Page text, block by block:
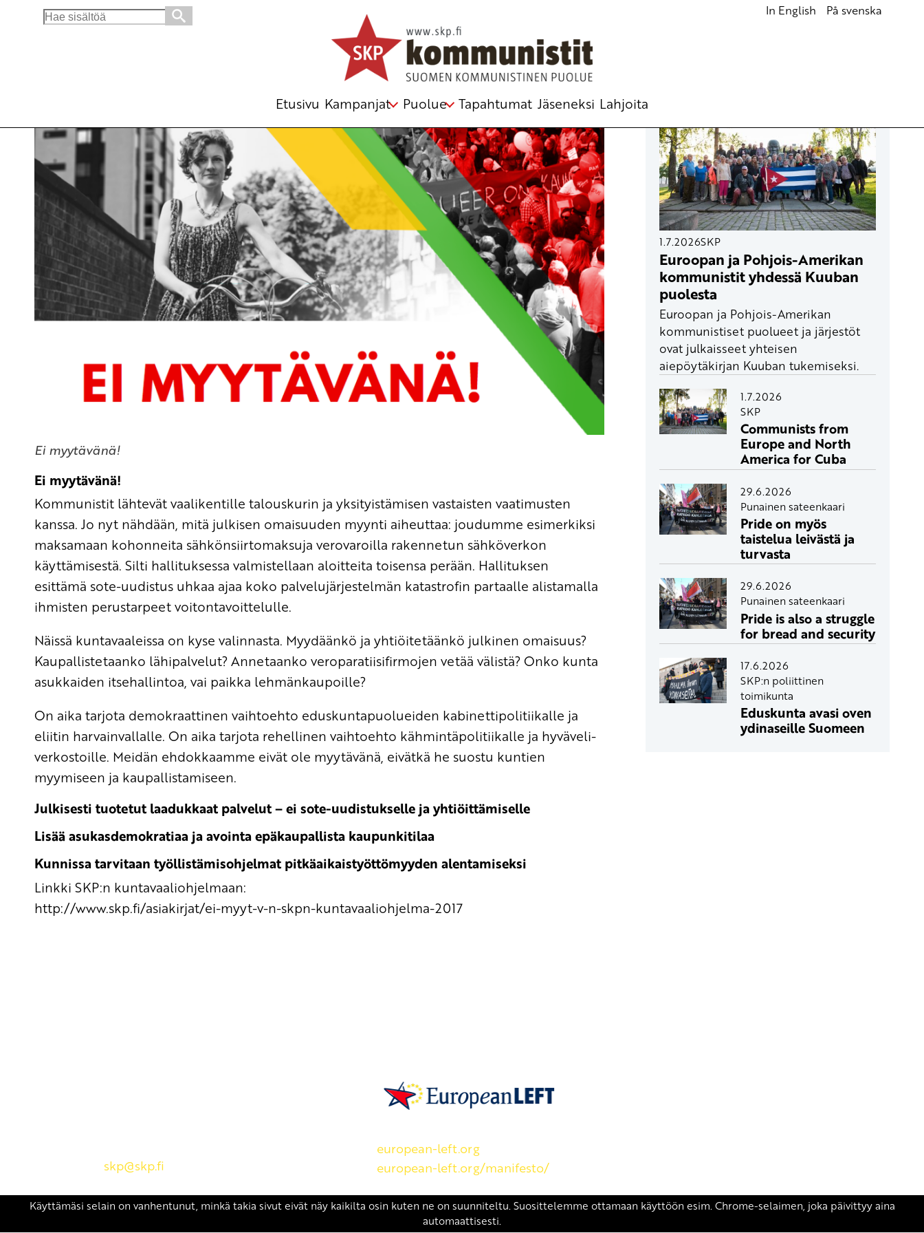
Search
In English På svenska
Etusivu Kampanjat Puolue Tapahtumat Jäseneksi Lahjoita
Ei myytävänä!
Ei myytävänä!
Kommunistit lähtevät vaalikentille talouskurin ja yksityistämisen vastaisten vaatimusten
kanssa. Jo nyt nähdään, mitä julkisen omaisuuden myynti aiheuttaa: joudumme esimerkiksi
maksamaan kohonneita sähkönsiirtomaksuja verovaroilla rakennetun sähköverkon
käyttämisestä. Silti hallituksessa valmistellaan aloitteita toisensa perään. Hallituksen
esittämä sote-uudistus uhkaa ajaa koko palvelujärjestelmän katastrofin partaalle alistamalla
ihmisten perustarpeet voitontavoittelulle.
Näissä kuntavaaleissa on kyse valinnasta. Myydäänkö ja yhtiöitetäänkö julkinen omaisuus?
Kaupallistetaanko lähipalvelut? Annetaanko veroparatiisifirmojen vetää välistä? Onko kunta
asukkaiden itsehallintoa, vai paikka lehmänkaupoille?
On aika tarjota demokraattinen vaihtoehto eduskuntapuolueiden kabinettipolitiikalle ja
eliitin harvainvallalle. On aika tarjota rehellinen vaihtoehto kähmintäpolitiikalle ja hyväveli-
verkostoille. Meidän ehdokkaamme eivät ole myytävänä, eivätkä he suostu kuntien
myymiseen ja kaupallistamiseen.
Julkisesti tuotetut laadukkaat palvelut – ei sote-uudistukselle ja yhtiöittämiselle
Lisää asukasdemokratiaa ja avointa epäkaupallista kaupunkitilaa
Kunnissa tarvitaan työllistämisohjelmat pitkäaikaistyöttömyyden alentamiseksi
Linkki SKP:n kuntavaaliohjelmaan:
http://www.skp.fi/asiakirjat/ei-myyt-v-n-skpn-kuntavaaliohjelma-2017
1.7.2026SKP
Euroopan ja Pohjois-Amerikan
kommunistit yhdessä Kuuban
puolesta
Euroopan ja Pohjois-Amerikan
kommunistiset puolueet ja järjestöt
ovat julkaisseet yhteisen
aiepöytäkirjan Kuuban tukemiseksi.
1.7.2026
SKP
Communists from
Europe and North
America for Cuba
29.6.2026
Punainen sateenkaari
Pride on myös
taistelua leivästä ja
turvasta
29.6.2026
Punainen sateenkaari
Pride is also a struggle
for bread and security
17.6.2026
SKP:n poliittinen
toimikunta
Eduskunta avasi oven
ydinaseille Suomeen
skp@skp.fi
european-left.org
european-left.org/manifesto/
Copyright 2026 © SKP Tietosuojaseloste